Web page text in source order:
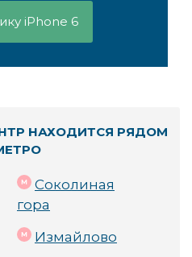
iPhone 6
НАХОДИТСЯ РЯДОМ
Соколиная
гора
Измайлово